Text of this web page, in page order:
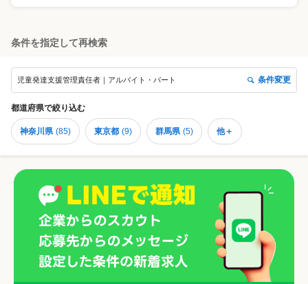
条件を指定して再検索
児童発達支援管理責任者｜アルバイト・パート 条件変更
都道府県で絞り込む
神奈川県 (85) 東京都 (9) 群馬県 (5) 他＋